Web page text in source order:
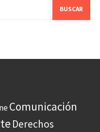
Comunicación
Derechos